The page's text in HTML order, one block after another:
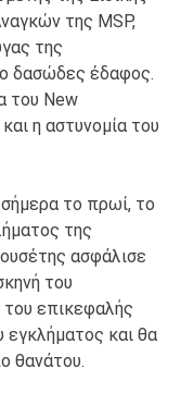
της MSP,
της
δασώδες έδαφος.
του New
η αστυνομία του
το πρωί, το
της
ασφάλισε
του
επικεφαλής
εγκλήματος και θα
θανάτου.